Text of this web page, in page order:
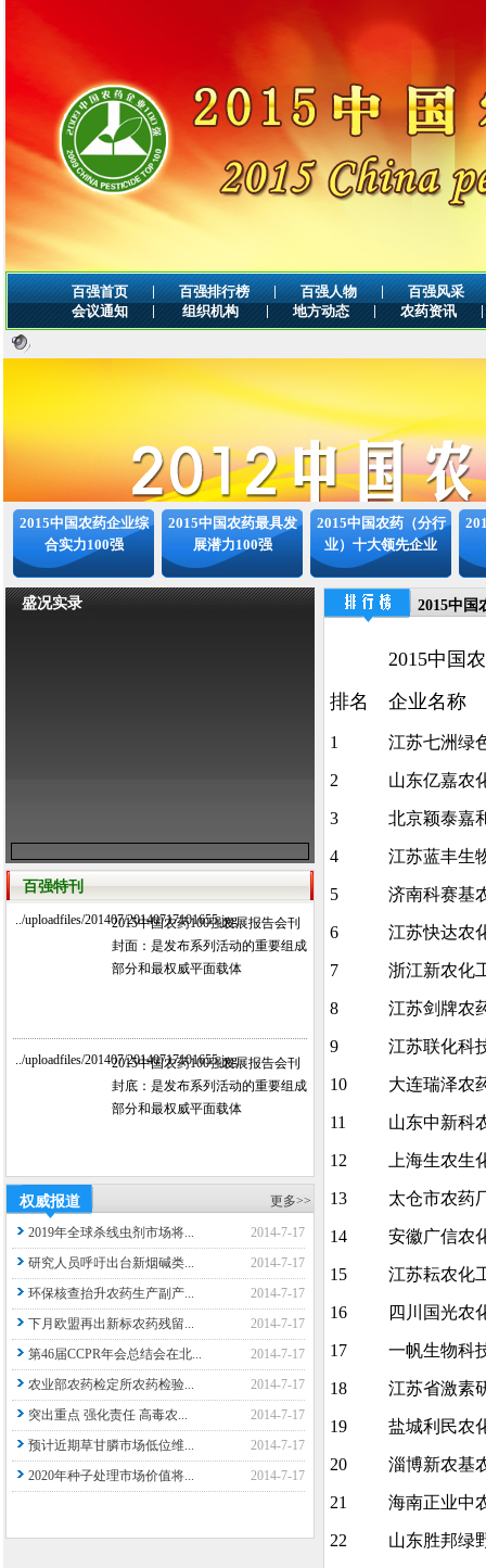
百强首页 | 百强排行榜 | 百强人物 |
百强风采
会议通知
| 组织机构 | 地方动态 | 农药资讯 |
2015中国农药企业综
合实力100强
2015中国农药最具发
展潜力100强
2015中国农药（分行
业）十大领先企业
盛况实录
百强特刊
../uploadfiles/201407/20140717101655.jpg
2015中国农药100强发展报告会刊
封面：是发布系列活动的重要组成
部分和最权威平面载体
../uploadfiles/201407/20140717101655.jpg
2015中国农药100强发展报告会刊
封底：是发布系列活动的重要组成
部分和最权威平面载体
权威报道 更多>>
2019年全球杀线虫剂市场将...
2014-7-17
研究人员呼吁出台新烟碱类...
2014-7-17
环保核查抬升农药生产副产...
2014-7-17
下月欧盟再出新标农药残留...
2014-7-17
第46届CCPR年会总结会在北...
2014-7-17
农业部农药检定所农药检验...
2014-7-17
突出重点 强化责任 高毒农...
2014-7-17
预计近期草甘膦市场低位维...
2014-7-17
2020年种子处理市场价值将...
2014-7-17
2015中国
2015中国
排名
企业名称
1 江苏七洲绿
2 山东亿嘉农
3 北京颖泰嘉
4 江苏蓝丰生
5 济南科赛基
6 江苏快达农
7 浙江新农化
8 江苏剑牌农
9 江苏联化科
10 大连瑞泽农
11 山东中新科
12 上海生农生
13 太仓市农药
14 安徽广信农
15 江苏耘农化
16 四川国光农
17 一帆生物科
18 江苏省激素
19 盐城利民农
20 淄博新农基
21 海南正业中
22 山东胜邦绿